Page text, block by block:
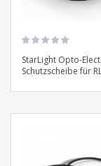
StarLight Opto-
Schutzscheibe für